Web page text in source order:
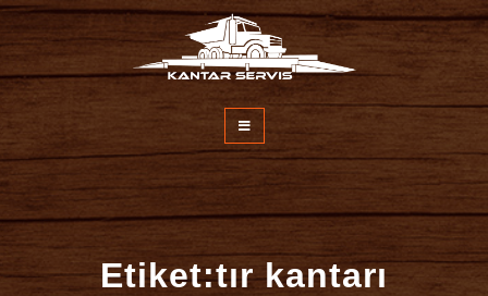
İçeriğe
atla
Kantar Servisi
Etiket:tır kantarı